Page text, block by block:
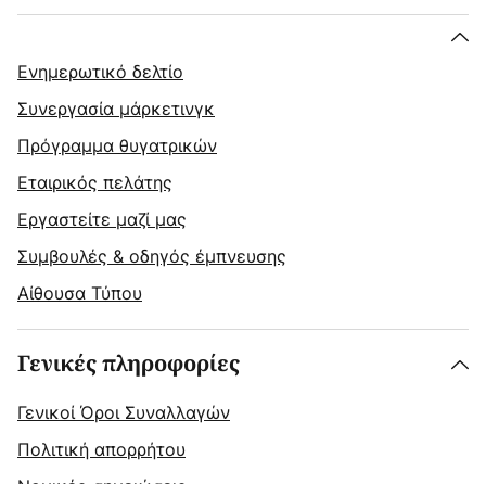
Ενημερωτικό δελτίο
Συνεργασία μάρκετινγκ
Πρόγραμμα θυγατρικών
Εταιρικός πελάτης
Εργαστείτε μαζί μας
Συμβουλές & οδηγός έμπνευσης
Αίθουσα Τύπου
Γενικές πληροφορίες
Γενικοί Όροι Συναλλαγών
Πολιτική απορρήτου